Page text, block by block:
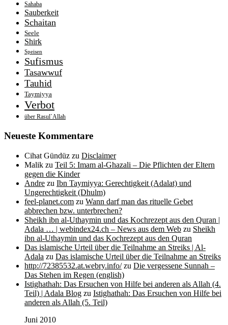
Sahaba
Sauberkeit
Schaitan
Seele
Shirk
Speisen
Sufismus
Tasawwuf
Tauhid
Taymiyya
Verbot
über Rasul`Allah
Neueste Kommentare
Cihat Gündüz zu Disclaimer
Malik zu Teil 5: Imam al-Ghazali – Die Pflichten der Eltern
gegen die Kinder
Andre zu Ibn Taymiyya: Gerechtigkeit (Adalat) und
Ungerechtigkeit (Dhulm)
feel-planet.com zu Wann darf man das rituelle Gebet
abbrechen bzw. unterbrechen?
Sheikh ibn al-Uthaymin und das Kochrezept aus den Quran |
Adala … | webindex24.ch – News aus dem Web zu Sheikh
ibn al-Uthaymin und das Kochrezept aus den Quran
Das islamische Urteil über die Teilnahme an Streiks | Al-
Adala zu Das islamische Urteil über die Teilnahme an Streiks
http://72385532.at.webry.info/zu Die vergessene Sunnah –
Das Stehen im Regen (english)
Istighathah: Das Ersuchen von Hilfe bei anderen als Allah (4.
Teil) | Adala Blog zu Istighathah: Das Ersuchen von Hilfe bei
anderen als Allah (5. Teil)
Juni 2010